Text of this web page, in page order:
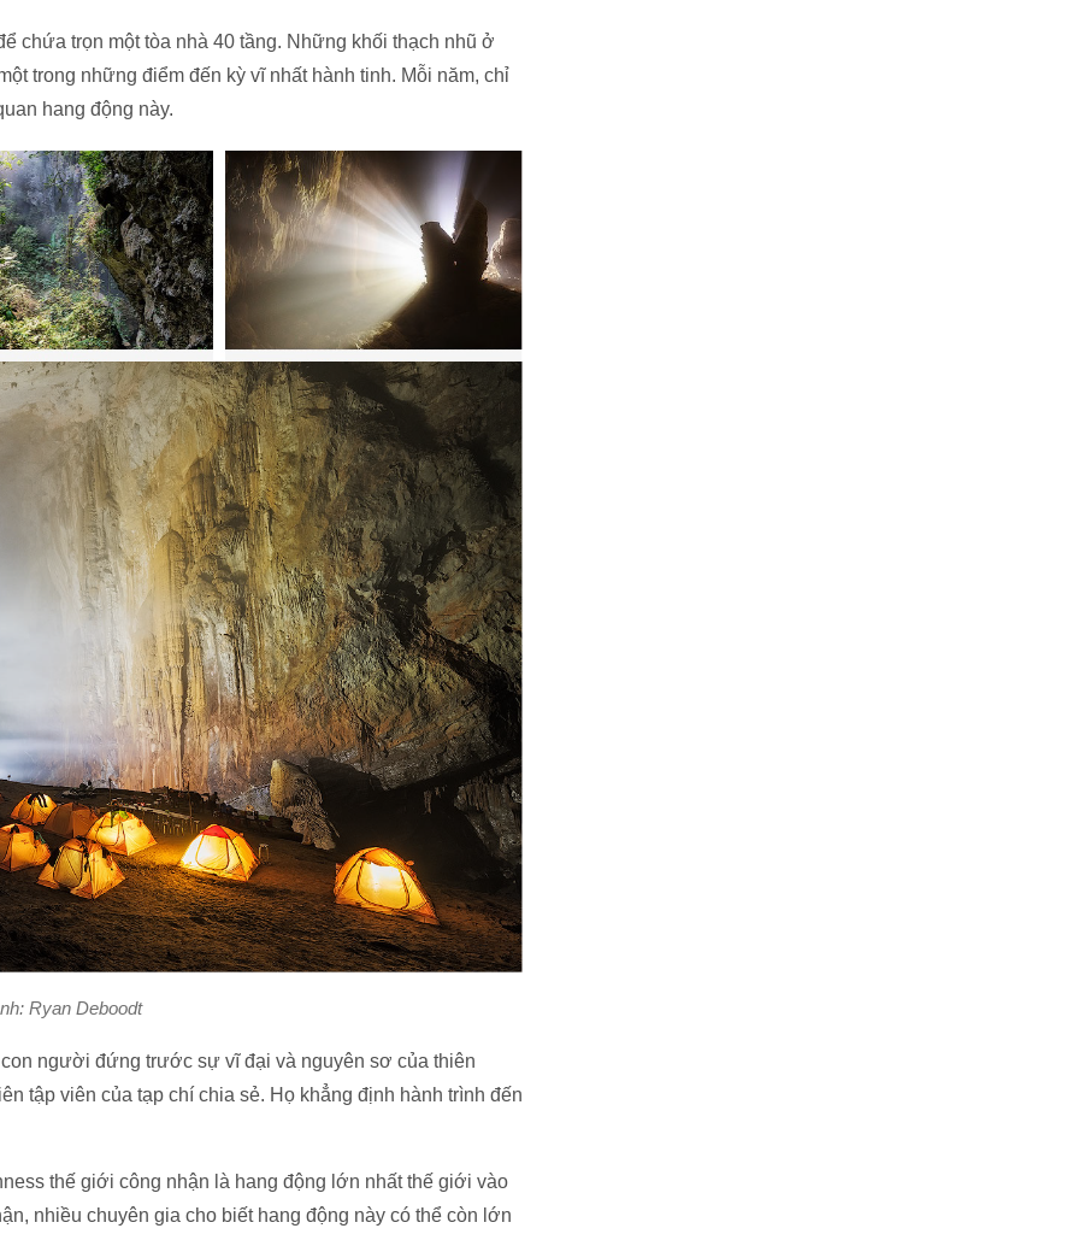
chứa trọn một tòa nhà 40 tầng. Những khối thạch nhũ ở
trong những điểm đến kỳ vĩ nhất hành tinh. Mỗi năm, chỉ
hang động này.
Ryan Deboodt
người đứng trước sự vĩ đại và nguyên sơ của thiên
tập viên của tạp chí chia sẻ. Họ khẳng định hành trình đến
thế giới công nhận là hang động lớn nhất thế giới vào
nhiều chuyên gia cho biết hang động này có thể còn lớn